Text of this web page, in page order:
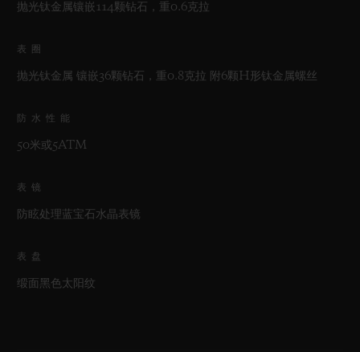
抛光钛金属镶嵌114颗钻石，重0.6克拉
表圈
抛光钛金属 镶嵌36颗钻石，重0.8克拉 附6颗H形钛金属螺丝
防水性能
50米或5ATM
表镜
防眩处理蓝宝石水晶表镜
表盘
缎面黑色太阳纹